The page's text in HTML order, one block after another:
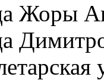
Жоры